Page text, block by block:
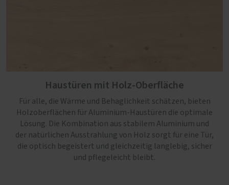
Haustüren mit Holz-Oberfläche
Für alle, die Wärme und Behaglichkeit schätzen, bieten
Holzoberflächen für Aluminium-Haustüren die optimale
Lösung. Die Kombination aus stabilem Aluminium und
der natürlichen Ausstrahlung von Holz sorgt für eine Tür,
die optisch begeistert und gleichzeitig langlebig, sicher
und pflegeleicht bleibt.